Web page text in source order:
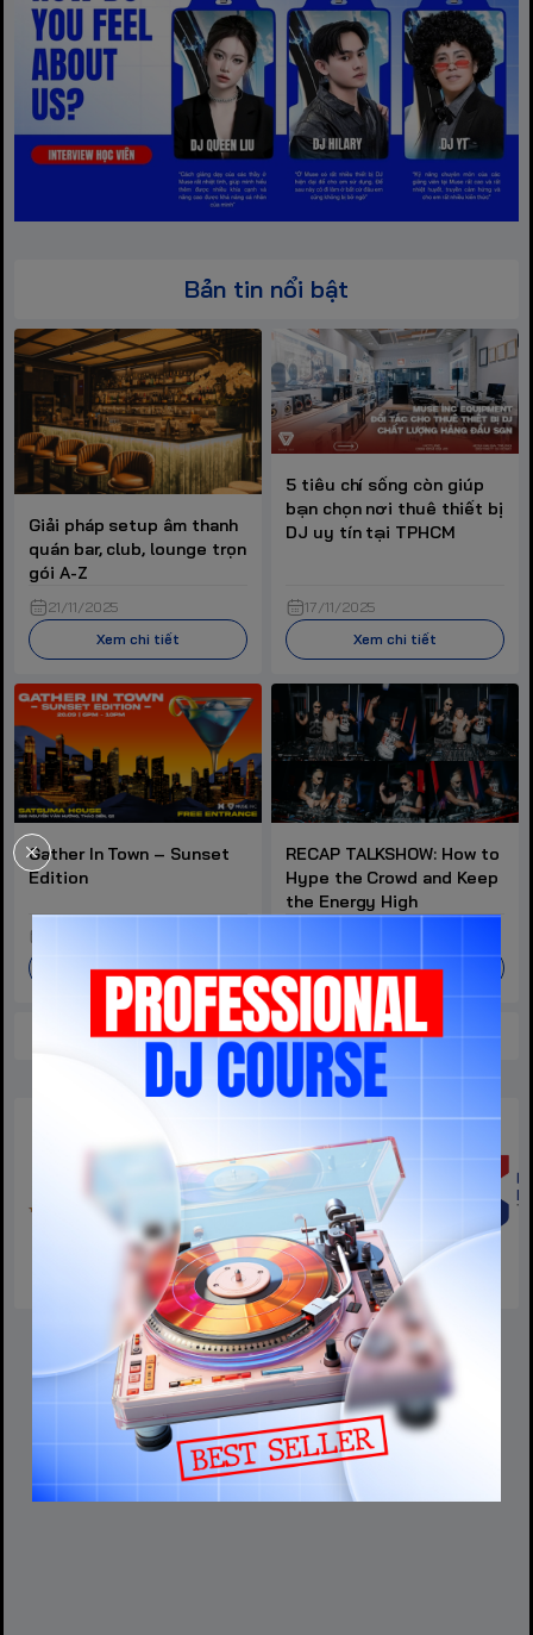
Bản tin nổi bật
Giải pháp setup âm thanh
quán bar, club, lounge trọn
gói A-Z
21/11/2025
Xem chi tiết
5 tiêu chí sống còn giúp
bạn chọn nơi thuê thiết bị
DJ uy tín tại TPHCM
17/11/2025
Xem chi tiết
Gather In Town – Sunset
Edition
Xem chi tiết
RECAP TALKSHOW: How to
Hype the Crowd and Keep
the Energy High
Xem chi tiết
Xem tất cả